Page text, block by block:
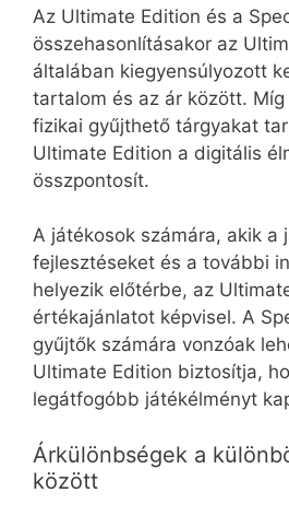
Az Ultimate Edition és a
összehasonlításakor az
általában kiegyensúlyozott
tartalom és az ár között. Míg
fizikai gyűjthető tárgyakat
Ultimate Edition a digitális
összpontosít.
A játékosok számára, akik a
fejlesztéseket és a további
helyezik előtérbe, az
értékajánlatot képvisel. A
gyűjtők számára vonzóak
Ultimate Edition biztosítja,
legátfogóbb játékélményt
Árkülönbségek a
között